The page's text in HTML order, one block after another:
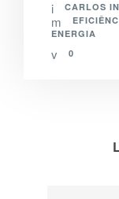
CARLOS
ENERGIA
0